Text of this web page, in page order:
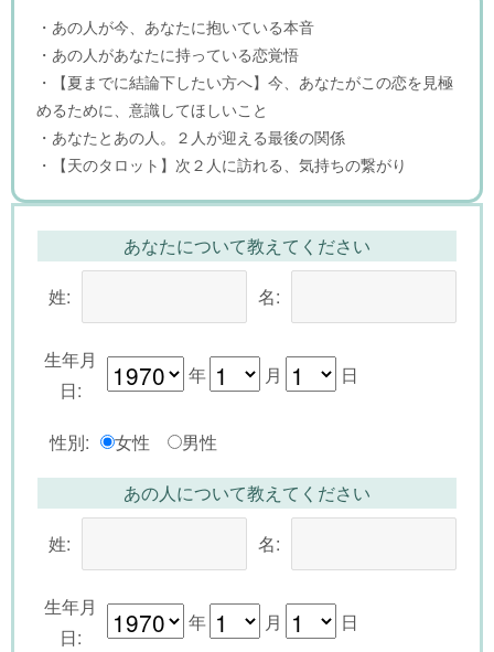
・あの人が今、あなたに抱いている本音
・あの人があなたに持っている恋覚悟
・【夏までに結論下したい方へ】今、あなたがこの恋を見極
めるために、意識してほしいこと
・あなたとあの人。２人が迎える最後の関係
・【天のタロット】次２人に訪れる、気持ちの繋がり
あなたについて教えてください
姓:
名:
生年月
日:
年 月 日
性別: 女性 男性
あの人について教えてください
姓:
名:
生年月
日:
年 月 日